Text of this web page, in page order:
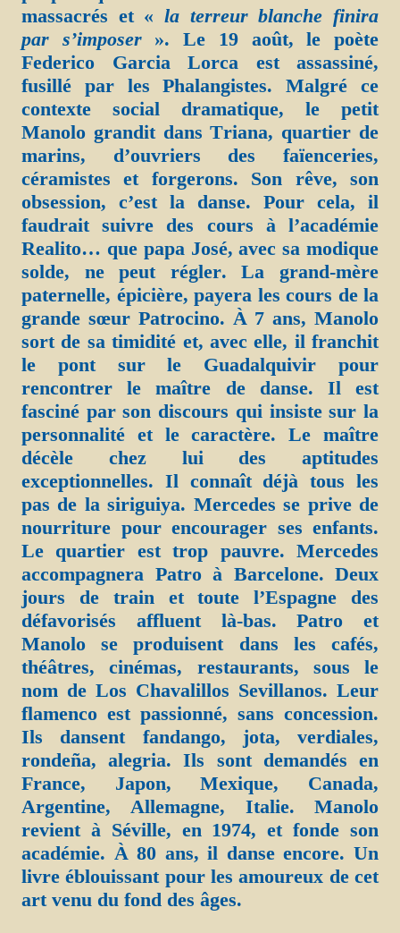
massacrés et « la terreur blanche finira
par s’imposer». Le 19 août, le poète
Federico Garcia Lorca est assassiné,
fusillé par les Phalangistes. Malgré ce
contexte social dramatique, le petit
Manolo grandit dans Triana, quartier de
marins, d’ouvriers des faïenceries,
céramistes et forgerons. Son rêve, son
obsession, c’est la danse. Pour cela, il
faudrait suivre des cours à l’académie
Realito… que papa José, avec sa modique
solde, ne peut régler. La grand-mère
paternelle, épicière, payera les cours de la
grande sœur Patrocino. À 7 ans, Manolo
sort de sa timidité et, avec elle, il franchit
le pont sur le Guadalquivir pour
rencontrer le maître de danse. Il est
fasciné par son discours qui insiste sur la
personnalité et le caractère. Le maître
décèle chez lui des aptitudes
exceptionnelles. Il connaît déjà tous les
pas de la siriguiya. Mercedes se prive de
nourriture pour encourager ses enfants.
Le quartier est trop pauvre. Mercedes
accompagnera Patro à Barcelone. Deux
jours de train et toute l’Espagne des
défavorisés affluent là-bas. Patro et
Manolo se produisent dans les cafés,
théâtres, cinémas, restaurants, sous le
nom de Los Chavalillos Sevillanos. Leur
flamenco est passionné, sans concession.
Ils dansent fandango, jota, verdiales,
rondeña, alegria. Ils sont demandés en
France, Japon, Mexique, Canada,
Argentine, Allemagne, Italie. Manolo
revient à Séville, en 1974, et fonde son
académie. À 80 ans, il danse encore. Un
livre éblouissant pour les amoureux de cet
art venu du fond des âges.